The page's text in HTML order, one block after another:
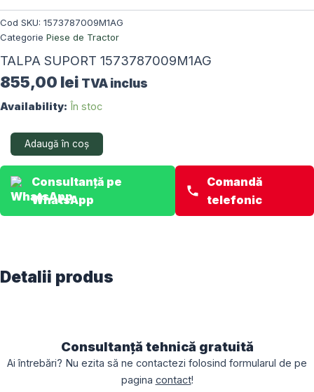
Cod SKU: 1573787009M1AG
Categorie Piese de Tractor
TALPA SUPORT 1573787009M1AG
855,00 lei TVA inclus
Availability: În stoc
Cantitate
SUPORT
1573787009M1AG
Adaugă în coș
Consultanță pe
WhatsApp
Comandă
telefonic
Detalii produs
Consultanță tehnică gratuită
Ai întrebări? Nu ezita să ne contactezi folosind formularul de pe
pagina contact!